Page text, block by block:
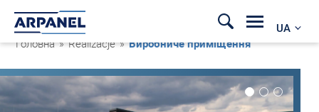
UA
Головна » Realizacje »Виробниче приміщення